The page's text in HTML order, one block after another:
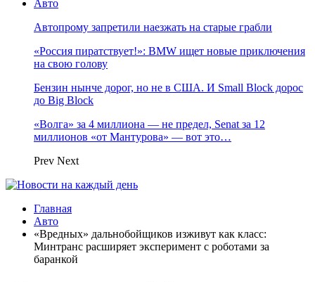
Авто
Автопрому запретили наезжать на старые грабли
«Россия пиратствует!»: BMW ищет новые приключения
на свою голову
Бензин нынче дорог, но не в США. И Small Block дорос
до Big Block
«Волга» за 4 миллиона — не предел, Senat за 12
миллионов «от Мантурова» — вот это…
Prev Next
Главная
Авто
«Вредных» дальнобойщиков изживут как класс:
Минтранс расширяет эксперимент с роботами за
баранкой